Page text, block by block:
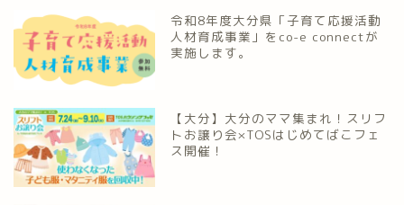
令和8年度大分県「子育て応援活動
人材育成事業」をco-e connectが
実施します。
【大分】大分のママ集まれ！スリフ
トお譲り会×TOSはじめてばこフェ
ス開催！